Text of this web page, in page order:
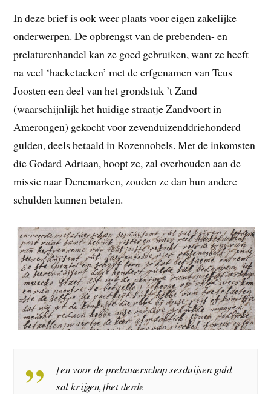
In deze brief is ook weer plaats voor eigen zakelijke
onderwerpen. De opbrengst van de prebenden- en
prelaturenhandel kan ze goed gebruiken, want ze heeft
na veel ‘hacketacken’ met de erfgenamen van Teus
Joosten een deel van het grondstuk ’t Zand
(waarschijnlijk het huidige straatje Zandvoort in
Amerongen) gekocht voor zevenduizenddriehonderd
gulden, deels betaald in Rozennobels. Met de inkomsten
die Godard Adriaan, hoopt ze, zal overhouden aan de
missie naar Denemarken, zouden ze dan hun andere
schulden kunnen betalen.
[en voor de prelatuerschap sesduijsen guld
sal krijgen,]het derde